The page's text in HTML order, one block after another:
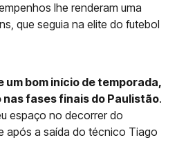
lhe renderam uma
que seguia na elite do futebol
um bom início de temporada,
fases finais do Paulistão.
espaço no decorrer do
após a saída do técnico Tiago